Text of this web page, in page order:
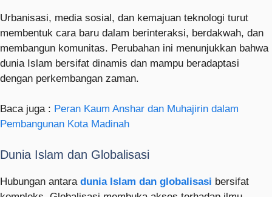
Urbanisasi, media sosial, dan kemajuan teknologi turut
membentuk cara baru dalam berinteraksi, berdakwah, dan
membangun komunitas. Perubahan ini menunjukkan bahwa
dunia Islam bersifat dinamis dan mampu beradaptasi
dengan perkembangan zaman.
Baca juga : Peran Kaum Anshar dan Muhajirin dalam
Pembangunan Kota Madinah
Dunia Islam dan Globalisasi
Hubungan antara dunia Islam dan globalisasi bersifat